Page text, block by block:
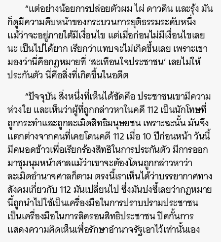
“แต่อย่างน้อยการปล่อยตัวผม ไผ่ ดาวดิน และรุ้ง มัน
ก็ดูมีความคืบหน้าของกระบวนการยุติธรรมระดับหนึ่ง
แม้ว่าจะอยู่ภายใต้มีเงื่อนไข แต่เมื่อก่อนไม่มีเงื่อนไขเลย
นะ เป็นไปได้ยาก เรียกว่าแทบจะไม่เกิดขึ้นเลย เพราะเขา
มองว่านี่คือกฎหมายที่ ‘สะเทือนใจประชาชน’ เลยไม่ให้
ประกันตัว นี่คือสิ่งที่เกิดขึ้นในอดีต
“ปัจจุบัน สิ่งหนึ่งที่เห็นได้ชัดคือ ประชาชนเขามีความ
ห่วงใย และเห็นว่าผู้ที่ถูกกล่าวหาในคดี 112 เป็นนักโทษที่
ถูกกระทำและถูกละเมิดสิทธิมนุษยชน เพราะฉะนั้น มันจึง
แตกต่างจากคนที่เคยโดนคดี 112 เมื่อ 10 ปีก่อนหน้า วันนี้
มีคนอดข้าวเพื่อเรียกร้องสิทธิในการประกันตัว มีการออก
มาชุมนุมหน้าศาลแม้ว่าเขาจะต้องโดนถูกกล่าวหาว่า
ละเมิดอำนาจศาลก็ตาม ตรงนี้เราเห็นได้ว่าบรรยากาศทาง
สังคมเกี่ยวกับ 112 มันเปลี่ยนไป ซึ่งมันบ่งชี้เลยว่ากฎหมาย
นี้ถูกนำไปใช้เป็นเครื่องมือในการปราบปรามประชาชน
เป็นเครื่องมือในการลิดรอนสิทธิประชาชน ปิดกั้นการ
แสดงความคิดเห็นเพื่อรักษาอำนาจรัฐเอาไว้เท่านั้นเอง